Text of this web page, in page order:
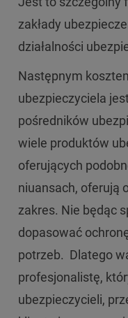
zakłady
działalności
Następnym
ubezpieczyciela
pośredników
wiele produktów
oferujących
niuansach, oferują
zakres. Nie będąc
dopasować
potrzeb. Dlatego
profesjonalistę,
ubezpieczycieli,